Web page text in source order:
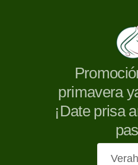
primavera
¡Date prisa